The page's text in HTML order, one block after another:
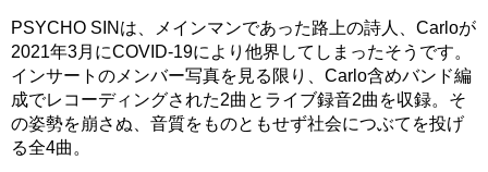
PSYCHO SINは、メインマンであった路上の詩人、Carloが
2021年3月にCOVID-19により他界してしまったそうです。
インサートのメンバー写真を見る限り、Carlo含めバンド編
成でレコーディングされた2曲とライブ録音2曲を収録。そ
の姿勢を崩さぬ、音質をものともせず社会につぶてを投げ
る全4曲。